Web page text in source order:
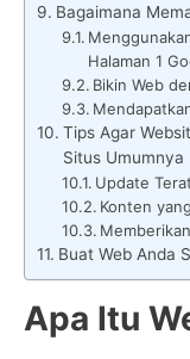
Bagaimana
Halaman 1
Bikin Web
Tips Agar
Situs Umumnya
Update
Konten
Buat Web Anda
Apa Itu